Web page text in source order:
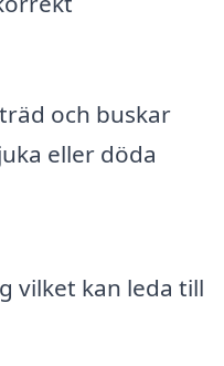
och buskar
eller döda
vilket kan leda till